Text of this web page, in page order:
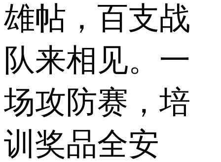
雄帖，百支战
队来相见。一
场攻防赛，培
训奖品全安